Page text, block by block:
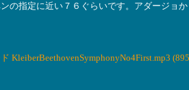
の指定に近い７６ぐらいです。アダージョ
KleiberBeethovenSymphonyNo4First.mp3